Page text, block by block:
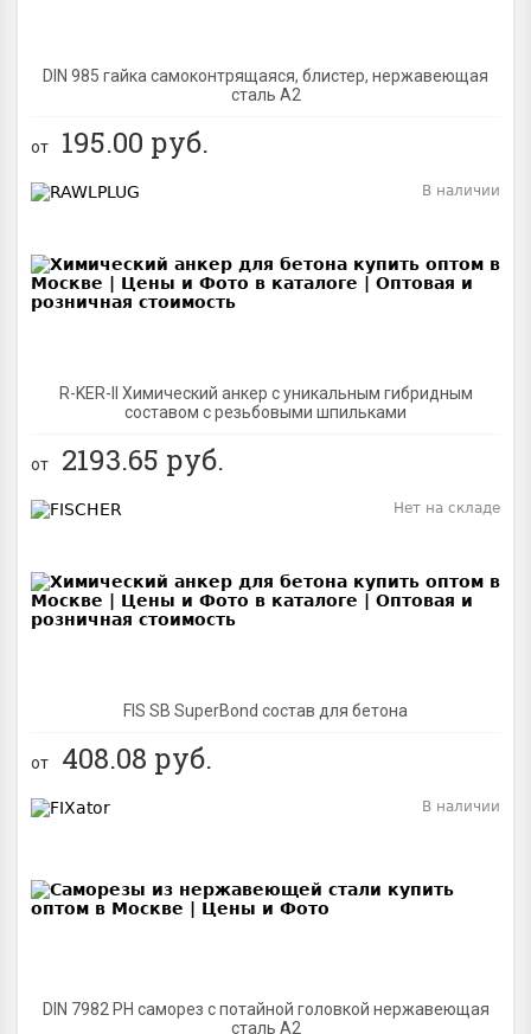
DIN 985 гайка самоконтрящаяся, блистер, нержавеющая
сталь A2
от 195.00 руб.
R-KER-II Химический анкер с уникальным гибридным
составом с резьбовыми шпильками
В наличии
от 2193.65 руб.
FIS SB SuperBond состав для бетона
Нет на складе
от 408.08 руб.
DIN 7982 PH саморез с потайной головкой нержавеющая
сталь A2
В наличии